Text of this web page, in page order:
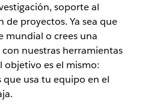
soporte al
proyectos. Ya sea que
mundial o crees una
nuestras herramientas
objetivo es el mismo:
usa tu equipo en el